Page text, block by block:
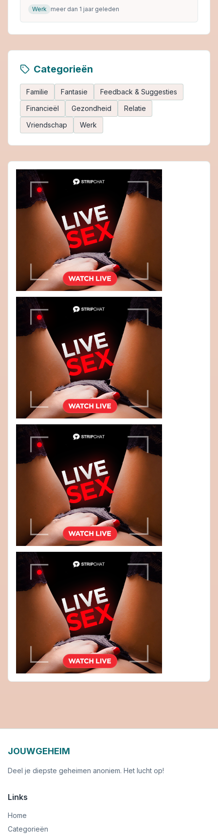
Werk meer dan 1 jaar geleden
Categorieën
Familie Fantasie
Feedback & Suggesties
Financieël
Gezondheid
Relatie
Vriendschap
Werk
JOUWGEHEIM
Deel je diepste geheimen anoniem. Het lucht op!
Links
Home
Categorieën